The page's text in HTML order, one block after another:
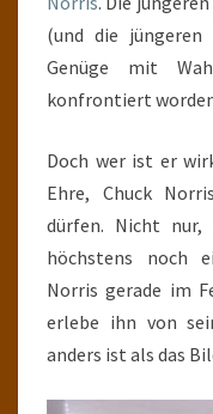
(und die jüngeren
Genüge mit
konfrontiert
Doch wer ist er
Ehre, Chuck
dürfen. Nicht nur,
höchstens noch
Norris gerade im
erlebe ihn von
anders ist als das